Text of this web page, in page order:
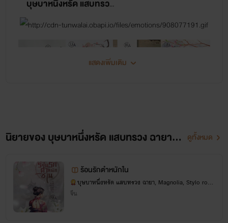
“ทำไมถึงอยากรู้จักฉันคะ” เธอถามอย่างระแวดระวัง “เพราะ
ผมอยากรู้ทุกอย่างเกี่ยวกับคุณ” วีนัสเสหลบสายตาคาดหวังและ
รอคอย เธอกลบเกลื่อนอาการวุ่นวายใจอย่างแยบยลด้วยการหยิบ
แก้วกาแฟขึ้นมาจิบ ทำราวกับว่าโลกใบนี้ไม่มีสิ่งใดสำคัญมากไป
ส้นสูงรองเท้าของสาวมั่นผู้มีอำนาจควบคุมการทำงานสมองซีก
ซ้ายได้กระทืบมันเป็นรูโหว่และเหี่ยวแฟบลงอย่างรวดเร็วแล้ว
หล่อนก็ประกาศก้องว่า... เธอชนะแล้ววีนัส เธอทำให้เขาคลั่งรัก
อย่างหน้ามืดตามัวแบบที่ไม่ต้องเสียเวล่ำเวลาอะไรมากมายด้วย
ซ้ำ เธอสามารถหัวเราะใส่หน้าเขาและสลัดเขาทิ้งไปอย่างไม่ใยดีได้
บุษบาหนึ่งหรัด แสบทรวง ฉายา, Magnolia, Stylo romantique
แสดงเพิ่มเติม
นิยายของ บุษบาหนึ่งหรัด แสบทรวง ฉายา, Magnolia, Stylo romantique ดูทั้งหมด
ร้อนรักตำหนักใน
บุษบาหนึ่งหรัด แสบทรวง ฉายา, Magnolia, Stylo rom
จีน